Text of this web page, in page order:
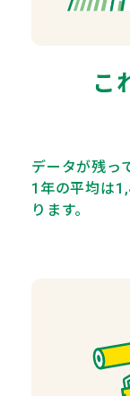
こ
データが残っ
1年の平均は
ります。